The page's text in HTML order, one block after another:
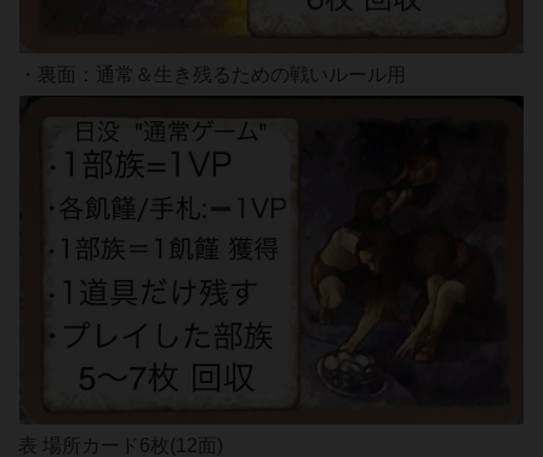
・裏面：通常＆生き残るための戦いルール用
表 場所カード6枚(12面)